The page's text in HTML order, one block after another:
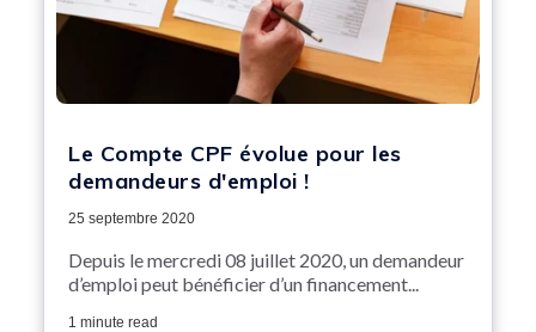
Le Compte CPF évolue pour les
demandeurs d'emploi !
25 septembre 2020
Depuis le mercredi 08 juillet 2020, un demandeur
d’emploi peut bénéficier d’un financement...
1 minute read